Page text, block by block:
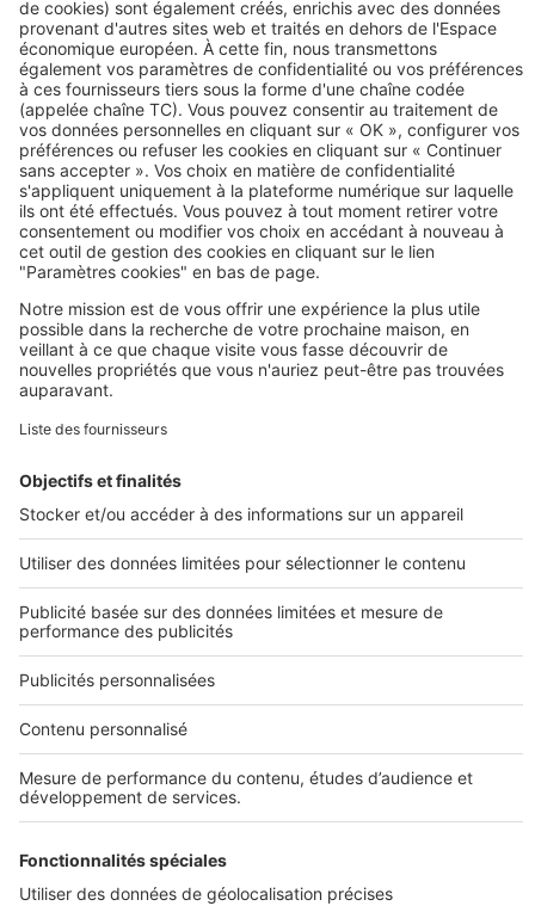
SeLoger c'est aussi
Retrouvez-nous sur ...
Qui sommes-nous ?
Nous contacter
Nous recrutons
NOS APPLICATIONS
Découvrez nos applications
SERVICES PRO
Tous nos services pro
Accès client
Mes annonces sur SeLoger
À DÉCOUVRIR